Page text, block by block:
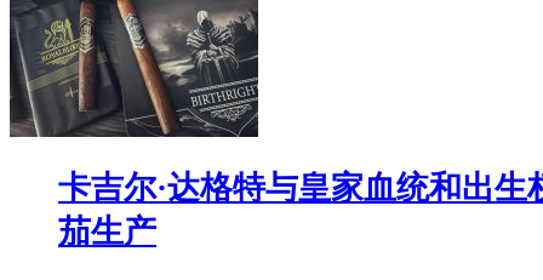
卡吉尔·达格特与皇家血统和出生
茄生产